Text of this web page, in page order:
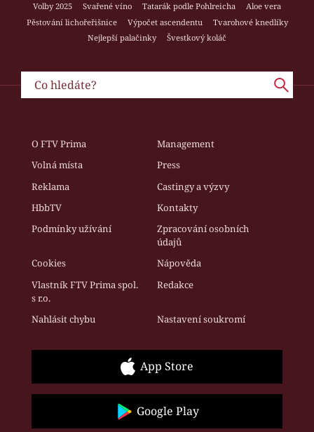
Volby 2025
Svařené víno Tatarák podle Pohlreicha
Aloe vera
Pěstování lichořeřišnice
Výpočet ascendentu
Tvarohové knedlíky
Nejlepší palačinky
Švestkový koláč
O FTV Prima
Management
Volná místa
Press
Reklama
Castingy a výzvy
HbbTV
Kontakty
Podmínky užívání
Zpracování osobních
údajů
Cookies
Nápověda
Vlastník FTV Prima spol.
s r.o.
Redakce
Nahlásit chybu Nastavení soukromí
App Store
Google Play